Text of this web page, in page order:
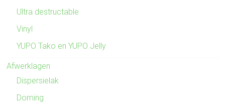
Ultra destructable
Vinyl
YUPO Tako en YUPO Jelly
Afwerklagen
Dispersielak
Doming